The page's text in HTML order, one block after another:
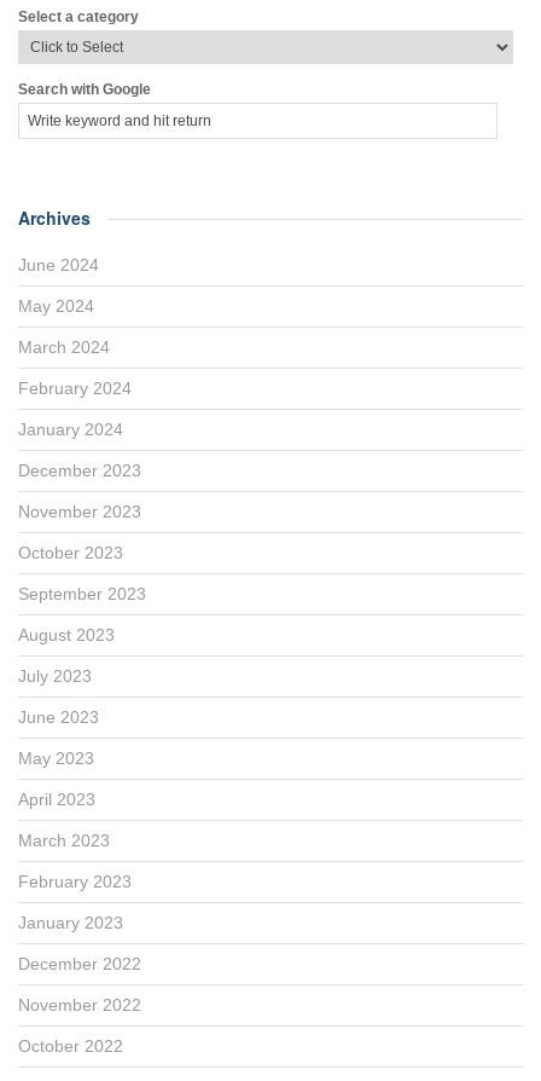
Select a category
Search with Google
Archives
June 2024
May 2024
March 2024
February 2024
January 2024
December 2023
November 2023
October 2023
September 2023
August 2023
July 2023
June 2023
May 2023
April 2023
March 2023
February 2023
January 2023
December 2022
November 2022
October 2022